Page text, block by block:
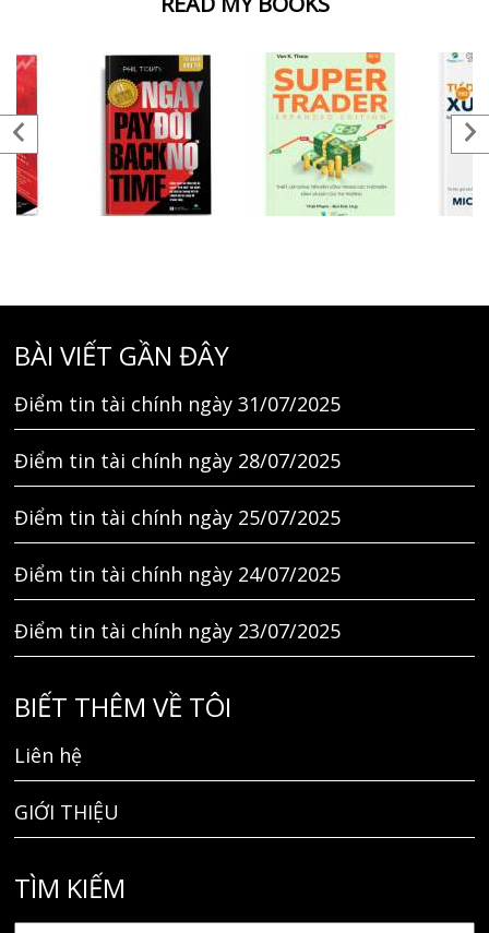
BÀI VIẾT GẦN ĐÂY
Điểm tin tài chính ngày 31/07/2025
Điểm tin tài chính ngày 28/07/2025
Điểm tin tài chính ngày 25/07/2025
Điểm tin tài chính ngày 24/07/2025
Điểm tin tài chính ngày 23/07/2025
BIẾT THÊM VỀ TÔI
Liên hệ
GIỚI THIỆU
TÌM KIẾM